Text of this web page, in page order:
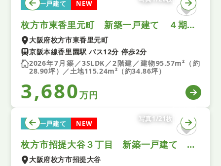
新築一戸建て NEW
枚方市東香里元町 新築一戸建て ４期 1号棟
大阪府枚方市東香里元町
京阪本線香里園駅 バス12分 停歩2分
2026年7月築／3SLDK／2階建／建物95.57m²（約
28.90坪）／土地115.24m²（約34.86坪）
3,680万円
新築一戸建て NEW
写真1/21枚
枚方市招提大谷３丁目 新築一戸建て １号棟
大阪府枚方市招提大谷